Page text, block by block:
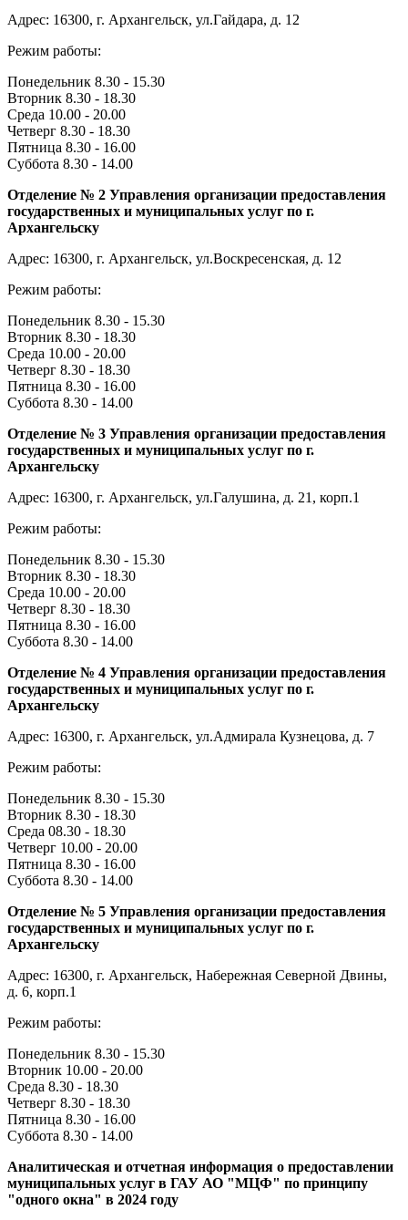
Адрес: 16300, г. Архангельск, ул.Гайдара, д. 12
Режим работы:
Понедельник 8.30 - 15.30
Вторник 8.30 - 18.30
Среда 10.00 - 20.00
Четверг 8.30 - 18.30
Пятница 8.30 - 16.00
Суббота 8.30 - 14.00
Отделение № 2 Управления организации предоставления
государственных и муниципальных услуг по г.
Архангельску
Адрес: 16300, г. Архангельск, ул.Воскресенская, д. 12
Режим работы:
Понедельник 8.30 - 15.30
Вторник 8.30 - 18.30
Среда 10.00 - 20.00
Четверг 8.30 - 18.30
Пятница 8.30 - 16.00
Суббота 8.30 - 14.00
Отделение № 3 Управления организации предоставления
государственных и муниципальных услуг по г.
Архангельску
Адрес: 16300, г. Архангельск, ул.Галушина, д. 21, корп.1
Режим работы:
Понедельник 8.30 - 15.30
Вторник 8.30 - 18.30
Среда 10.00 - 20.00
Четверг 8.30 - 18.30
Пятница 8.30 - 16.00
Суббота 8.30 - 14.00
Отделение № 4 Управления организации предоставления
государственных и муниципальных услуг по г.
Архангельску
Адрес: 16300, г. Архангельск, ул.Адмирала Кузнецова, д. 7
Режим работы:
Понедельник 8.30 - 15.30
Вторник 8.30 - 18.30
Среда 08.30 - 18.30
Четверг 10.00 - 20.00
Пятница 8.30 - 16.00
Суббота 8.30 - 14.00
Отделение № 5 Управления организации предоставления
государственных и муниципальных услуг по г.
Архангельску
Адрес: 16300, г. Архангельск, Набережная Северной Двины,
д. 6, корп.1
Режим работы:
Понедельник 8.30 - 15.30
Вторник 10.00 - 20.00
Среда 8.30 - 18.30
Четверг 8.30 - 18.30
Пятница 8.30 - 16.00
Суббота 8.30 - 14.00
Аналитическая и отчетная информация о предоставлении
муниципальных услуг в ГАУ АО "МЦФ" по принципу
"одного окна" в 2024 году